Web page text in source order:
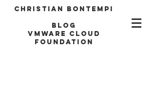
Christian Bontempi
blog
VMWARE CLOUD
FOUNDATION